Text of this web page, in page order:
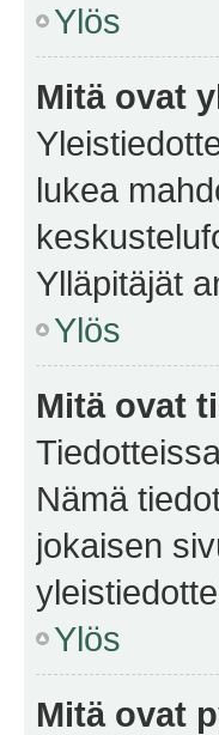
Ylös
Mitä ovat
lukea
Ylläpitäjät
Ylös
Mitä ovat
Nämä
jokaisen
Ylös
Mitä ovat